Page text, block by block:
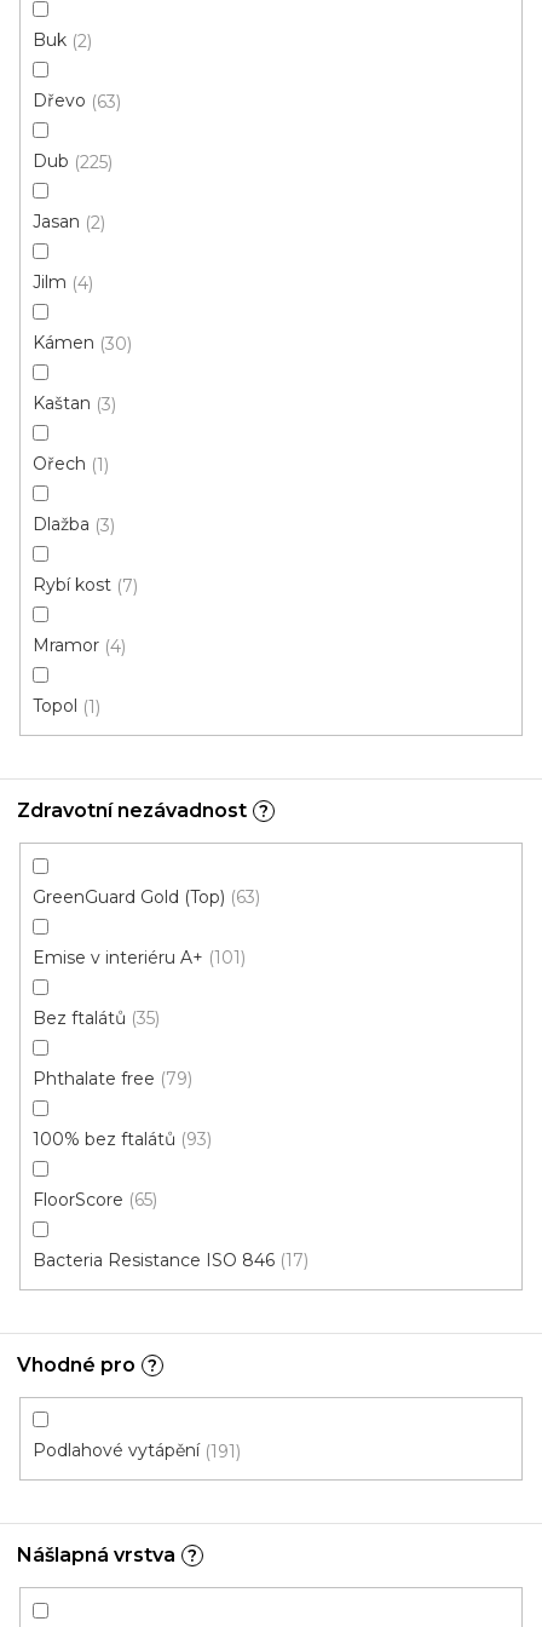
Buk 2
Dřevo 63
Dub 225
Jasan 2
Jilm 4
Kámen 30
Kaštan 3
Ořech 1
Dlažba 3
Rybí kost 7
Mramor 4
Topol 1
Zdravotní nezávadnost ?
GreenGuard Gold (Top) 63
Emise v interiéru A+ 101
Bez ftalátů 35
Phthalate free 79
100% bez ftalátů 93
FloorScore 65
Bacteria Resistance ISO 846 17
Vhodné pro ?
Podlahové vytápění 191
Nášlapná vrstva ?
Cenový hit
Vinylová podlaha MODULEO ROOTS 55 EIR
Galway Oak 87832
749 Kč
Fix Standard D (lepená)
Doporučujeme
Skladem, ihned k odeslání
735 Kč / m2
799 Kč
Akce